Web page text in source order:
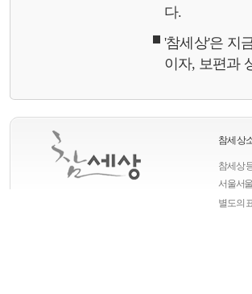
다.
'참세상'은 지
이자, 보편과
참세상
참세상
서울서
별도의